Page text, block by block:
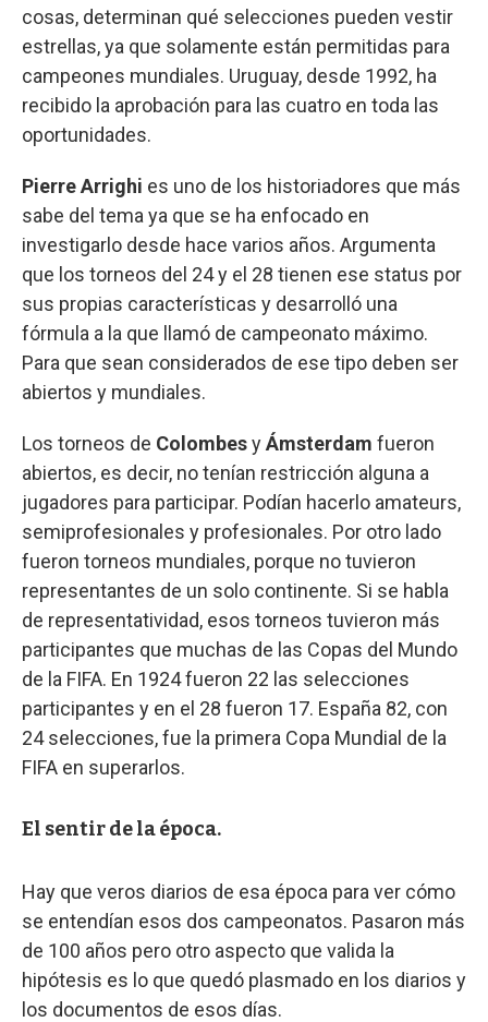
cosas, determinan qué selecciones pueden vestir
estrellas, ya que solamente están permitidas para
campeones mundiales. Uruguay, desde 1992, ha
recibido la aprobación para las cuatro en toda las
oportunidades.
Pierre Arrighi es uno de los historiadores que más
sabe del tema ya que se ha enfocado en
investigarlo desde hace varios años. Argumenta
que los torneos del 24 y el 28 tienen ese status por
sus propias características y desarrolló una
fórmula a la que llamó de campeonato máximo.
Para que sean considerados de ese tipo deben ser
abiertos y mundiales.
Los torneos de ColombesyÁmsterdam fueron
abiertos, es decir, no tenían restricción alguna a
jugadores para participar. Podían hacerlo amateurs,
semiprofesionales y profesionales. Por otro lado
fueron torneos mundiales, porque no tuvieron
representantes de un solo continente. Si se habla
de representatividad, esos torneos tuvieron más
participantes que muchas de las Copas del Mundo
de la FIFA. En 1924 fueron 22 las selecciones
participantes y en el 28 fueron 17. España 82, con
24 selecciones, fue la primera Copa Mundial de la
FIFA en superarlos.
El sentir de la época.
Hay que veros diarios de esa época para ver cómo
se entendían esos dos campeonatos. Pasaron más
de 100 años pero otro aspecto que valida la
hipótesis es lo que quedó plasmado en los diarios y
los documentos de esos días.